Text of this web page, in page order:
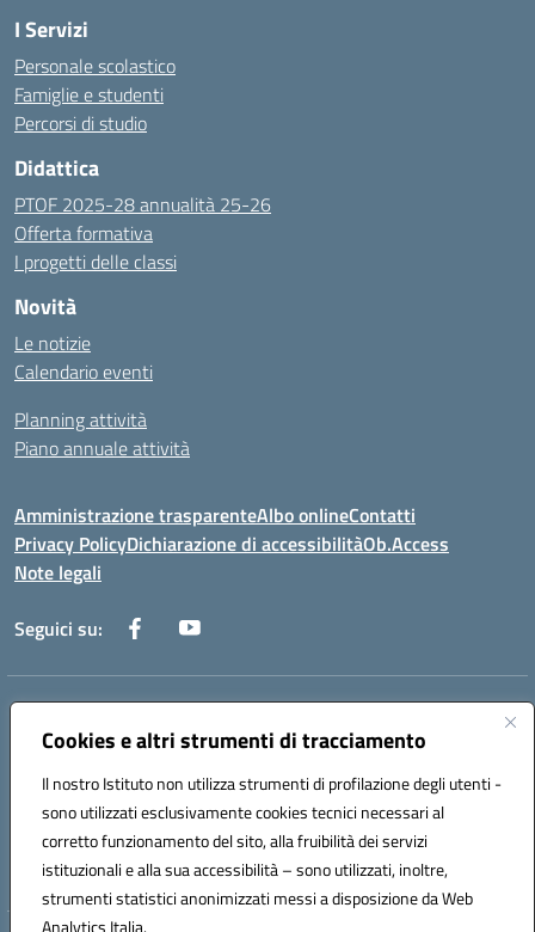
Cookies e altri strumenti di tracciamento
Il nostro Istituto non utilizza strumenti di profilazione degli utenti -
sono utilizzati esclusivamente cookies tecnici necessari al
corretto funzionamento del sito, alla fruibilità dei servizi
istituzionali e alla sua accessibilità – sono utilizzati, inoltre,
strumenti statistici anonimizzati messi a disposizione da Web
Analytics Italia.
I Servizi
Personale scolastico
Famiglie e studenti
Percorsi di studio
Didattica
PTOF 2025-28 annualità 25-26
Offerta formativa
I progetti delle classi
Novità
Le notizie
Calendario eventi
Planning attività
Piano annuale attività
Amministrazione trasparenteAlbo onlineContatti
Privacy PolicyDichiarazione di accessibilitàOb.Access
Note legali
Seguici su:
Indirizzo:
Centralino:0733/815931 - 0733/784180
Posta elettronica certificata (PEC):MCIS00200P@pec.istruzione.it
Codice fiscale: 80006860433
Codice meccanografico: MCIS00200P